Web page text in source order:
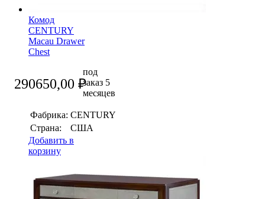
Комод
CENTURY
Macau Drawer
Chest
290650,00₽
под
заказ 5
месяцев
Фабрика: CENTURY
Страна:
США
Добавить в
корзину